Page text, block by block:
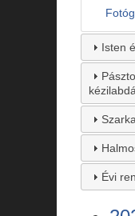
Isten
Évi